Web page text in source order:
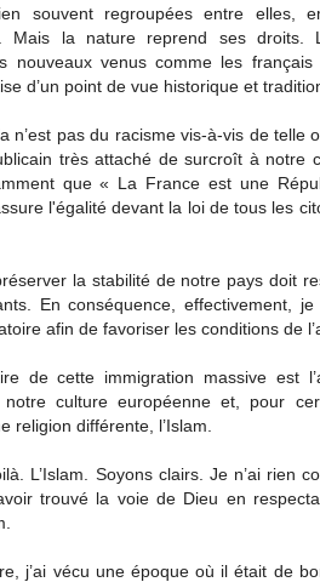
souvent regroupées entre elles,
Mais la nature reprend ses
nouveaux venus comme les
d’un point de vue historique et
n’est pas du racisme vis-à-vis de
très attaché de surcroît à notre
que « La France est une
l'égalité devant la loi de tous les
la stabilité de notre pays doit
En conséquence, effectivement,
afin de favoriser les conditions de
de cette immigration massive est
culture européenne et, pour
religion différente, l’Islam.
L’Islam. Soyons clairs. Je n’ai rien
trouvé la voie de Dieu en
j’ai vécu une époque où il était de